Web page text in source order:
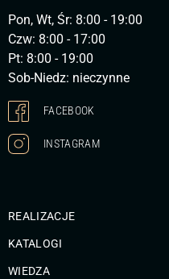
Pon, Wt, Śr: 8:00 - 19:00
Czw: 8:00 - 17:00
Pt: 8:00 - 19:00
Sob-Niedz: nieczynne
FACEBOOK
INSTAGRAM
REALIZACJE
KATALOGI
WIEDZA